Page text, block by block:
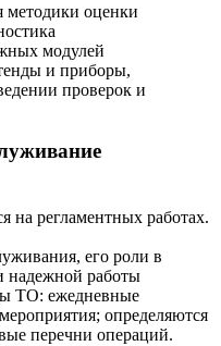
методики оценки
модулей
и приборы,
проверок и
на регламентных работах.
его роли в
надежной работы
ТО: ежедневные
определяются
перечни операций.